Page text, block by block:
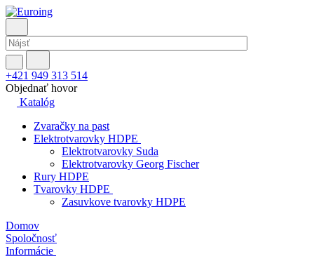
+421 949 313 514
Objednať hovor
Katalóg
Zvaračky na past
Elektrotvarovky HDPE
Elektrotvarovky Suda
Elektrotvarovky Georg Fischer
Rury HDPE
Tvarovky HDPE
Zasuvkove tvarovky HDPE
Domov
Spoločnosť
Informácie